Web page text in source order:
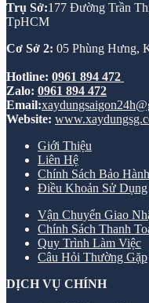
Trụ Sở:177 Đường Trần
TpHCM
Cơ Sở 2: 05 Phùng Hưng,
Hotline: 0961 894 472
Zalo: 0961 894 472
Email:
Website:
Giới Thiệu
Liên Hệ
Chính Sách Bảo Hành
Điều Khoản Sử Dụng
Vận Chuyển Giao
Chính Sách Thanh
Quy Trình Làm Việc
Câu Hỏi Thường Gặp
DỊCH VỤ CHÍNH